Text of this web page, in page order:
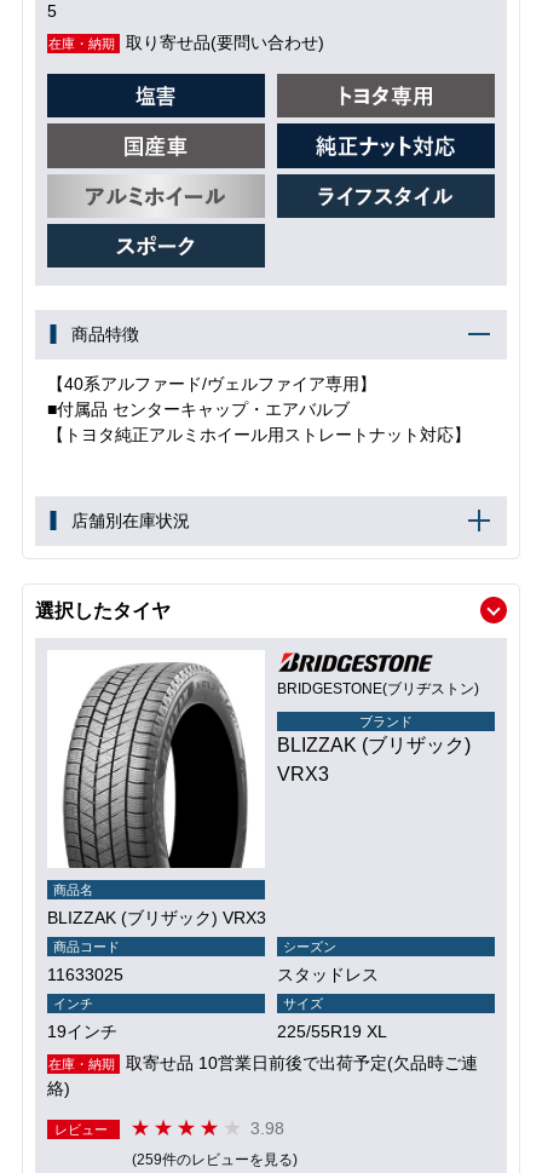
5
在庫・納期 取り寄せ品(要問い合わせ)
商品特徴
【40系アルファード/ヴェルファイア専用】
■付属品 センターキャップ・エアバルブ
【トヨタ純正アルミホイール用ストレートナット対応】
店舗別在庫状況
選択したタイヤ
BRIDGESTONE(ブリヂストン)
ブランド
BLIZZAK (ブリザック)
VRX3
商品名
BLIZZAK (ブリザック) VRX3
商品コード
11633025
シーズン
スタッドレス
インチ
19インチ
サイズ
225/55R19 XL
在庫・納期
取寄せ品 10営業日前後で出荷予定(欠品時ご連
絡)
レビュー 3.98
(259件のレビューを見る)